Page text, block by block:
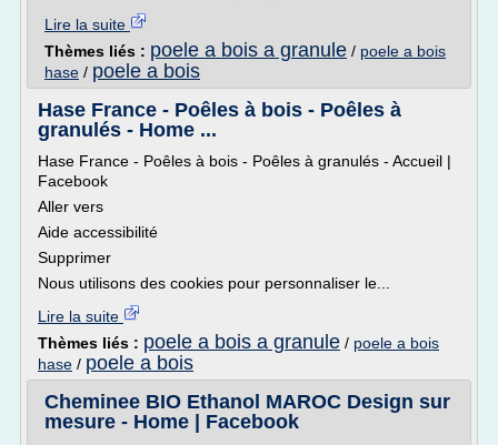
Lire la suite
Thèmes liés : poele a bois a granule / poele a bois
hase / poele a bois
Hase France - Poêles à bois - Poêles à
granulés - Home ...
Hase France - Poêles à bois - Poêles à granulés - Accueil |
Facebook
Aller vers
Aide accessibilité
Supprimer
Nous utilisons des cookies pour personnaliser le...
Lire la suite
Thèmes liés : poele a bois a granule / poele a bois
hase / poele a bois
Cheminee BIO Ethanol MAROC Design sur
mesure - Home | Facebook